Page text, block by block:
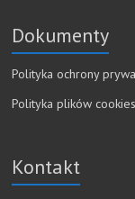
Dokumenty
Polityka ochrony
Polityka plików cookies
Kontakt